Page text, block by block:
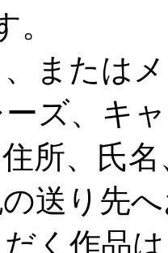
。
または
ズ、キ
所、氏
送り先
く作品